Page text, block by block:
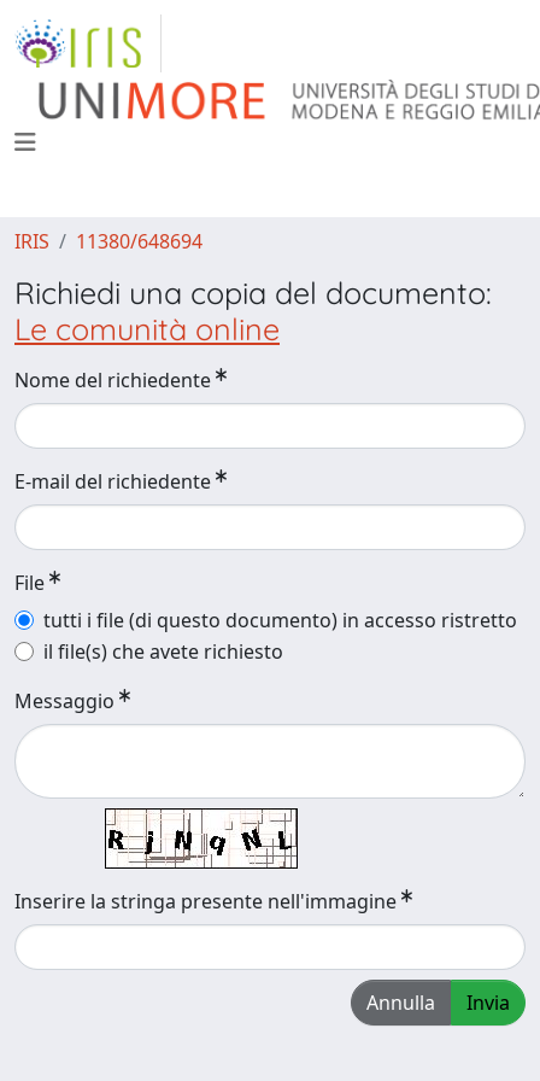
IRIS 11380/648694
Richiedi una copia del documento:
Le comunità online
Nome del richiedente
E-mail del richiedente
File
tutti i file (di questo documento) in accesso ristretto
il file(s) che avete richiesto
Messaggio
Inserire la stringa presente nell'immagine
Annulla Invia